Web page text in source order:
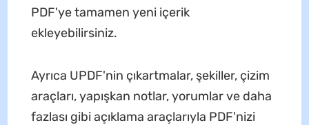
PDF'ye tamamen yeni içerik
ekleyebilirsiniz.
Ayrıca UPDF'nin çıkartmalar, şekiller, çizim
araçları, yapışkan notlar, yorumlar ve daha
fazlası gibi açıklama araçlarıyla PDF'nizi